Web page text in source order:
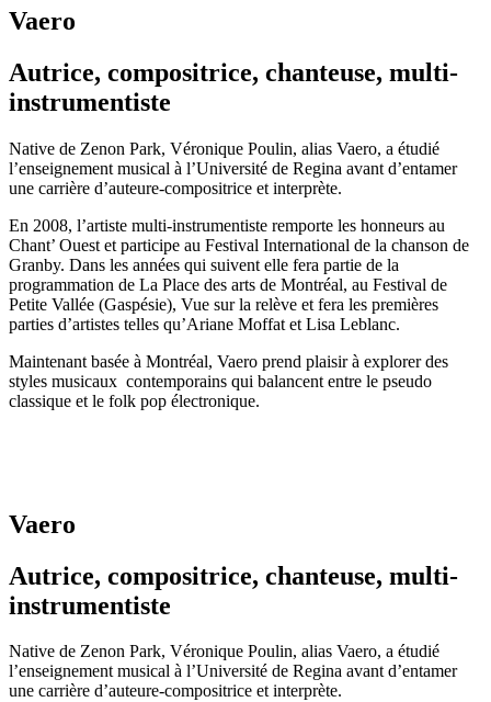
Vaero
Autrice, compositrice, chanteuse, multi-
instrumentiste
Native de Zenon Park, Véronique Poulin, alias Vaero, a étudié
l’enseignement musical à l’Université de Regina avant d’entamer
une carrière d’auteure-compositrice et interprète.
En 2008, l’artiste multi-instrumentiste remporte les honneurs au
Chant’ Ouest et participe au Festival International de la chanson de
Granby. Dans les années qui suivent elle fera partie de la
programmation de La Place des arts de Montréal, au Festival de
Petite Vallée (Gaspésie), Vue sur la relève et fera les premières
parties d’artistes telles qu’Ariane Moffat et Lisa Leblanc.
Maintenant basée à Montréal, Vaero prend plaisir à explorer des
styles musicaux contemporains qui balancent entre le pseudo
classique et le folk pop électronique.
Vaero
Autrice, compositrice, chanteuse, multi-
instrumentiste
Native de Zenon Park, Véronique Poulin, alias Vaero, a étudié
l’enseignement musical à l’Université de Regina avant d’entamer
une carrière d’auteure-compositrice et interprète.